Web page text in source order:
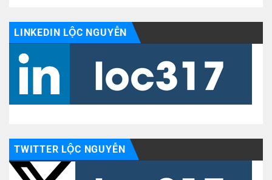
LINKEDIN LỘC NGUYỄN
TWITTER LỘC NGUYỄN